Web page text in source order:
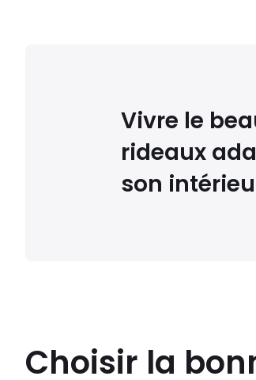
Vivre le
rideaux
son
Choisir la